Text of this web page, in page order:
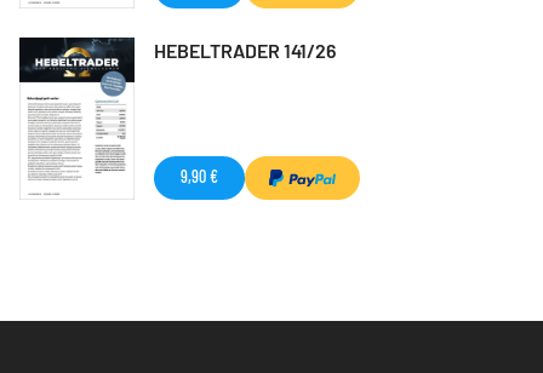
HEBELTRADER 141/26
9,90 €